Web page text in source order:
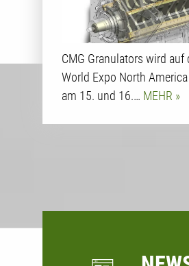
CMG Granulators wird
World Expo North
am 15. und 16.… MEHR